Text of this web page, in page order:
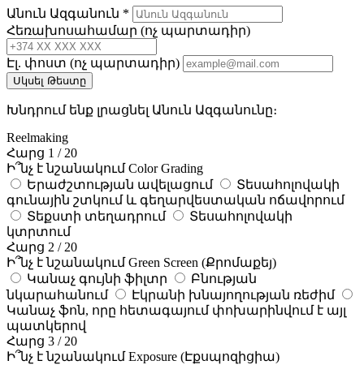
Անուն Ազգանուն *
Հեռախոսահամար (ոչ պարտադիր)
Էլ. փոստ (ոչ պարտադիր)
Սկսել Թեստը
Խնդրում ենք լրացնել Անուն Ազգանունը։
Reelmaking
Հարց 1 / 20
Ի՞նչ է նշանակում Color Grading
Երաժշտության ավելացում
Տեսահոլովակի
գունային շտկում և գեղարվեստական ոճավորում
Տեքստի տեղադրում
Տեսահոլովակի
կտրտում
Հարց 2 / 20
Ի՞նչ է նշանակում Green Screen (Քրոմաքեյ)
Կանաչ գույնի ֆիլտր
Բնության
նկարահանում
Էկրանի խնայողության ռեժիմ
Կանաչ ֆոն, որը հետագայում փոխարինվում է այլ
պատկերով
Հարց 3 / 20
Ի՞նչ է նշանակում Exposure (Էքսպոզիցիա)